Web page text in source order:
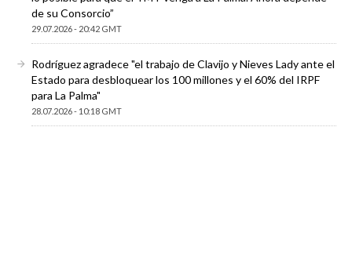
de su Consorcio”
29.07.2026 - 20:42 GMT
Rodríguez agradece "el trabajo de Clavijo y Nieves Lady ante el
Estado para desbloquear los 100 millones y el 60% del IRPF
para La Palma"
28.07.2026 - 10:18 GMT